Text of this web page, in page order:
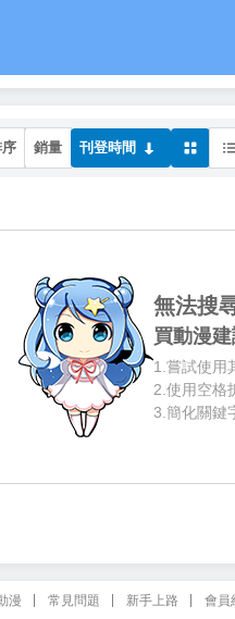
銷量 刊登時間
無法搜
買動漫
1.嘗試使用
2.使用空格
3.簡化關鍵
漫 常見問題 新手上路 會員